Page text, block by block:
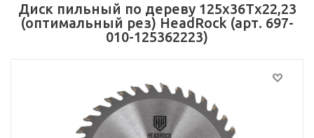
Диск пильный по дереву 125x36Тx22,23
(оптимальный рез) HeadRock (арт. 697-
010-125362223)